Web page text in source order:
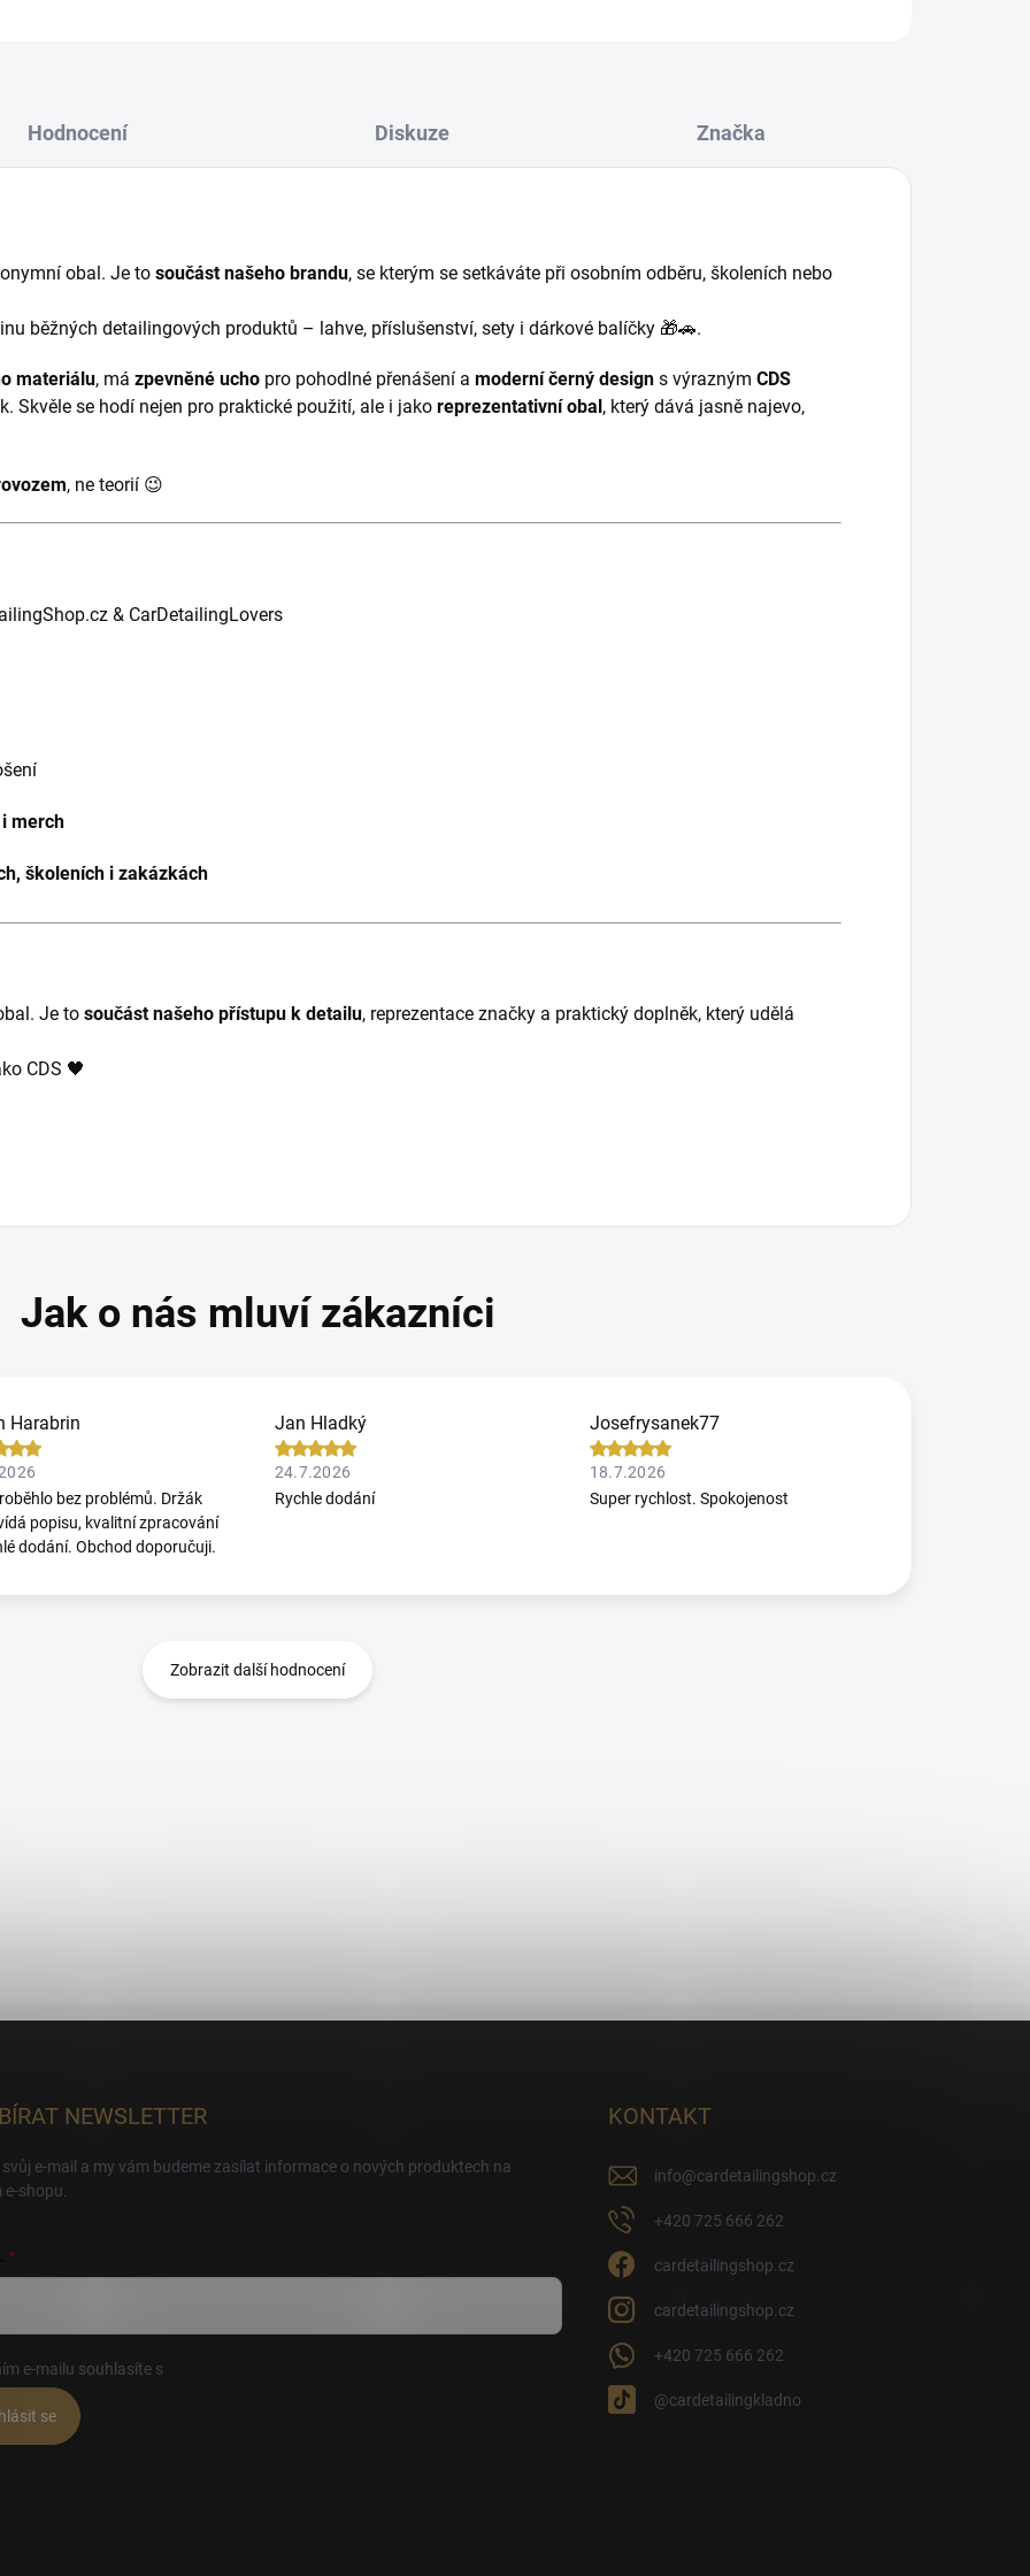
Hodnocení Diskuze Značka
obal. Je to součást našeho brandu, se kterým se setkáváte při osobním odběru, školeních nebo
běžných detailingových produktů – lahve, příslušenství, sety i dárkové balíčky 🎁🚗.
materiálu, má zpevněné ucho pro pohodlné přenášení a moderní černý design s výrazným CDS
Skvěle se hodí nejen pro praktické použití, ale i jako reprezentativní obal , který dává jasně najevo,
, ne teorií 😉
& CarDetailingLovers
merch
školeních i zakázkách
Je to součást našeho přístupu k detailu, reprezentace značky a praktický doplněk, který udělá
CDS 🖤
Harabrin
bez problémů. Držák
popisu, kvalitní zpracování
dodání. Obchod doporučuji.
Jan Hladký
24.7.2026
Rychle dodání
Josefrysanek77
18.7.2026
Super rychlost. Spokojenost
Zobrazit další hodnocení
NEWSLETTER
e-mail a my vám budeme zasílat informace o nových produktech na
e-shopu.
e-mailu souhlasíte s
se
KONTAKT
info@cardetailingshop.cz
+420 725 666 262
cardetailingshop.cz
cardetailingshop.cz
+420 725 666 262
@cardetailingkladno